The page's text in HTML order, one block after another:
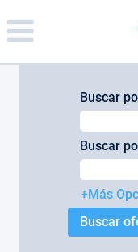
note:
This
Buscar
Buscar
+Más